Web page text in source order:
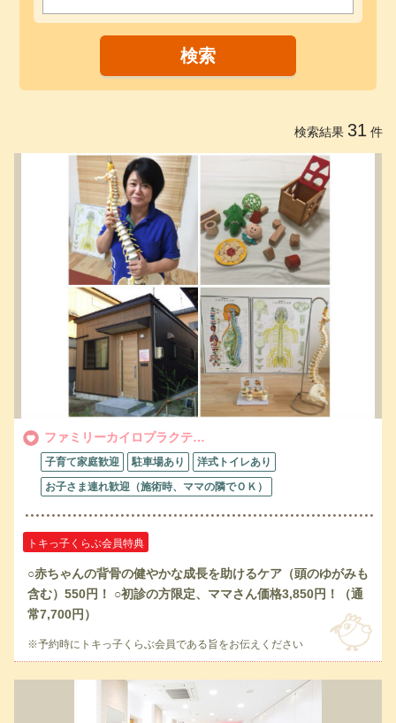
検索結果 31 件
ファミリーカイロプラクテ…
子育て家庭歓迎 駐車場あり
洋式トイレあり
お子さま連れ歓迎（施術時、ママの隣でＯＫ）
トキっ子くらぶ会員特典
○赤ちゃんの背骨の健やかな成長を助けるケア（頭のゆがみも
含む）550円！ ○初診の方限定、ママさん価格3,850円！（通
常7,700円）
※予約時にトキっ子くらぶ会員である旨をお伝えください